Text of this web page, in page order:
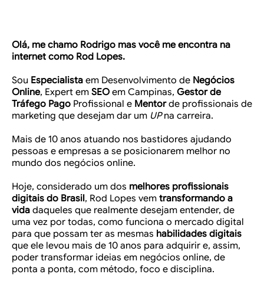
Olá, me chamo Rodrigo mas você me encontra na
internet como Rod Lopes.
Sou Especialista em Desenvolvimento de Negócios
Online, Expert em SEO em Campinas, Gestor de
Tráfego Pago Profissional e Mentorde profissionais de
marketing que desejam dar um UPna carreira.
Mais de 10 anos atuando nos bastidores ajudando
pessoas e empresas a se posicionarem melhor no
mundo dos negócios online.
Hoje, considerado um dos melhores profissionais
digitais do Brasil, Rod Lopes vem transformando a
vida daqueles que realmente desejam entender, de
uma vez por todas, como funciona o mercado digital
para que possam ter as mesmas habilidades digitais
que ele levou mais de 10 anos para adquirir e, assim,
poder transformar ideias em negócios online, de
ponta a ponta, com método, foco e disciplina.